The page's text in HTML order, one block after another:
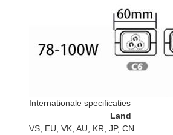
Internationale specificaties
Land
VS, EU, VK, AU, KR, JP, CN